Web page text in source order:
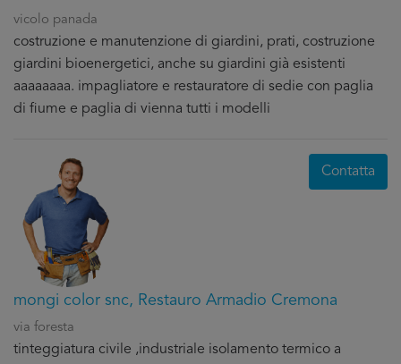
vicolo panada
costruzione e manutenzione di giardini, prati, costruzione
giardini bioenergetici, anche su giardini già esistenti
aaaaaaaa. impagliatore e restauratore di sedie con paglia
di fiume e paglia di vienna tutti i modelli
mongi color snc, Restauro Armadio Cremona
via foresta
tinteggiatura civile ,industriale isolamento termico a
Contatta